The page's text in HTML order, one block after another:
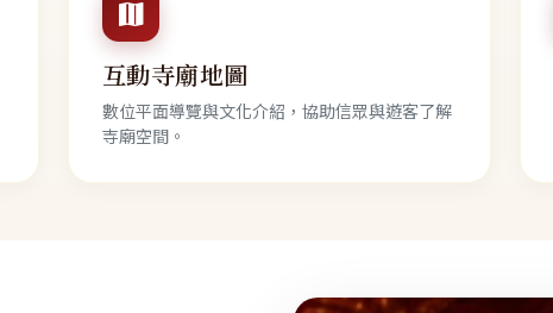
互動寺廟地圖
數位平面導覽與文化介紹，協助信眾與遊客了解
寺廟空間。